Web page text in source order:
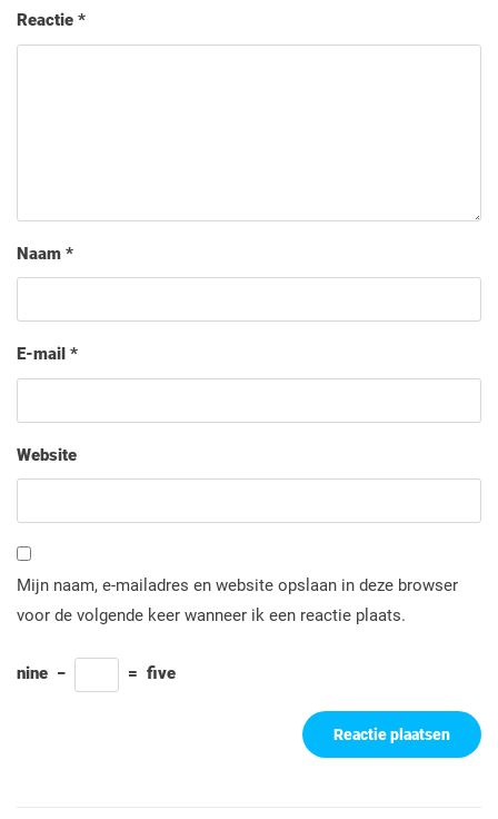
Reactie *
Naam *
E-mail *
Website
Mijn naam, e-mailadres en website opslaan in deze browser
voor de volgende keer wanneer ik een reactie plaats.
nine − = five